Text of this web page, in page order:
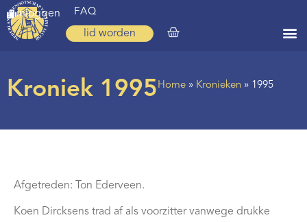
inloggen FAQ
lid worden
Zoeken
Spirituele reis
Ervaringen
Kroniek 1995 Home » Kronieken » 1995
Afgetreden: Ton Ederveen.
Koen Dircksens trad af als voorzitter vanwege drukke